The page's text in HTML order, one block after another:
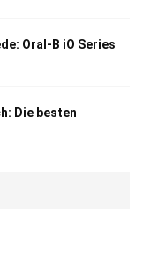
Oral-B iO Series
Die besten